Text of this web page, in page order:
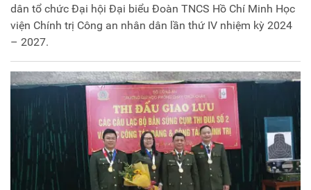
dân tổ chức Đại hội Đại biểu Đoàn TNCS Hồ Chí Minh Học
viện Chính trị Công an nhân dân lần thứ IV nhiệm kỳ 2024
– 2027.